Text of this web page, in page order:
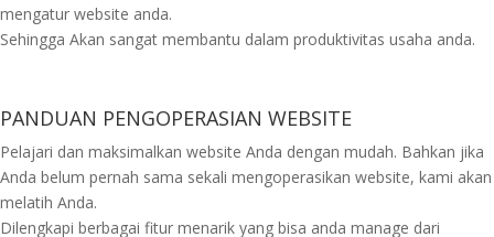
mengatur website anda.
Sehingga Akan sangat membantu dalam produktivitas usaha anda.
PANDUAN PENGOPERASIAN WEBSITE
Pelajari dan maksimalkan website Anda dengan mudah. Bahkan jika
Anda belum pernah sama sekali mengoperasikan website, kami akan
melatih Anda.
Dilengkapi berbagai fitur menarik yang bisa anda manage dari